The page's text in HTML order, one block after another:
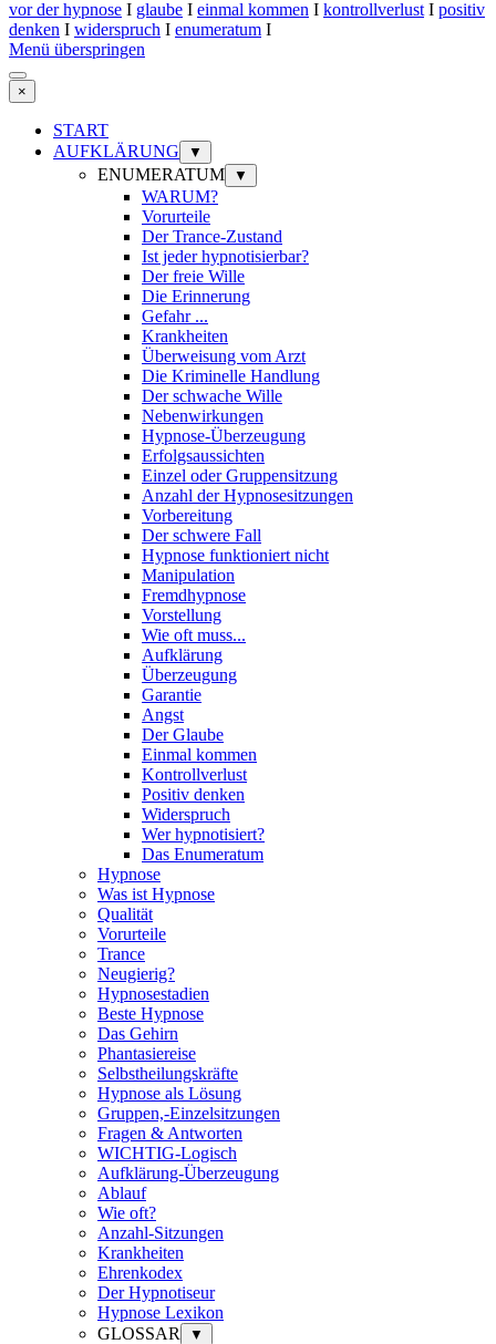
vor der hypnose I glaube I einmal kommen I kontrollverlust I positiv
denken I widerspruch I enumeratum I
Menü überspringen
×
START
AUFKLÄRUNG
▼
ENUMERATUM ▼
WARUM?
Vorurteile
Der Trance-Zustand
Ist jeder hypnotisierbar?
Der freie Wille
Die Erinnerung
Gefahr ...
Krankheiten
Überweisung vom Arzt
Die Kriminelle Handlung
Der schwache Wille
Nebenwirkungen
Hypnose-Überzeugung
Erfolgsaussichten
Einzel oder Gruppensitzung
Anzahl der Hypnosesitzungen
Vorbereitung
Der schwere Fall
Hypnose funktioniert nicht
Manipulation
Fremdhypnose
Vorstellung
Wie oft muss...
Aufklärung
Überzeugung
Garantie
Angst
Der Glaube
Einmal kommen
Kontrollverlust
Positiv denken
Widerspruch
Wer hypnotisiert?
Das Enumeratum
Hypnose
Was ist Hypnose
Qualität
Vorurteile
Trance
Neugierig?
Hypnosestadien
Beste Hypnose
Das Gehirn
Phantasiereise
Selbstheilungskräfte
Hypnose als Lösung
Gruppen,-Einzelsitzungen
Fragen & Antworten
WICHTIG-Logisch
Aufklärung-Überzeugung
Ablauf
Wie oft?
Anzahl-Sitzungen
Krankheiten
Ehrenkodex
Der Hypnotiseur
Hypnose Lexikon
GLOSSAR
▼